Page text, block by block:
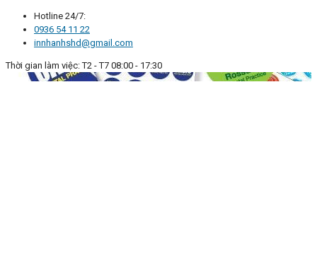
Hotline 24/7:
0936 54 11 22
innhanhshd@gmail.com
Thời gian làm việc: T2 - T7 08:00 - 17:30